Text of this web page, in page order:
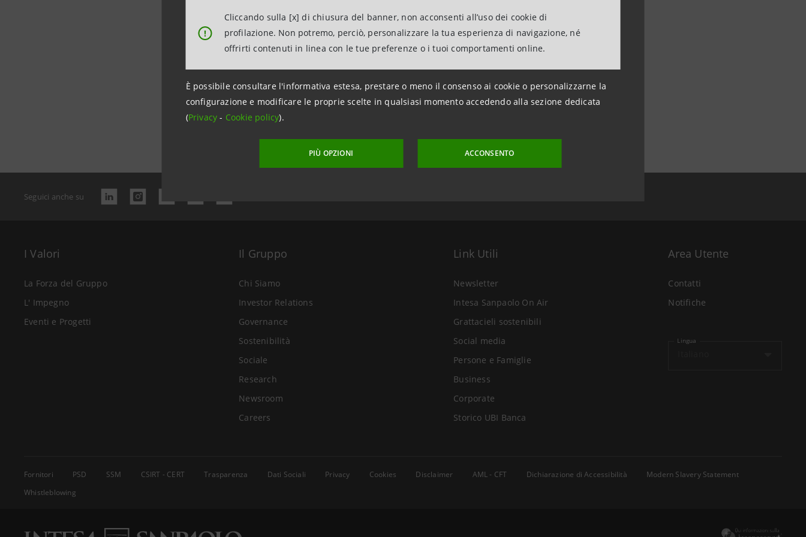
!
Cliccando sulla [x] di chiusura del banner, non acconsenti all’uso dei cookie di
profilazione. Non potremo, perciò, personalizzare la tua esperienza di navigazione, né
offrirti contenuti in linea con le tue preferenze o i tuoi comportamenti online.
È possibile consultare l'informativa estesa, prestare o meno il consenso ai cookie o personalizzarne la
configurazione e modificare le proprie scelte in qualsiasi momento accedendo alla sezione dedicata
(Privacy- Cookie policy).
PIÙ OPZIONI ACCONSENTO
Data ultimo aggiornamento 7 aprile 2014 alle ore 18:05:00
Seguici anche su
I Valori
La Forza del Gruppo
L' Impegno
Eventi e Progetti
Il Gruppo
Chi Siamo
Investor Relations
Governance
Sostenibilità
Sociale
Research
Newsroom
Careers
Link Utili
Newsletter
Intesa Sanpaolo On Air
Grattacieli sostenibili
Social media
Persone e Famiglie
Business
Corporate
Storico UBI Banca
Area Utente
Contatti
Notifiche
Lingua
Fornitori PSD SSM CSIRT - CERT Trasparenza Dati Sociali Privacy Cookies Disclaimer AML - CFT Dichiarazione di Accessibilità
Modern Slavery Statement
Whistleblowing